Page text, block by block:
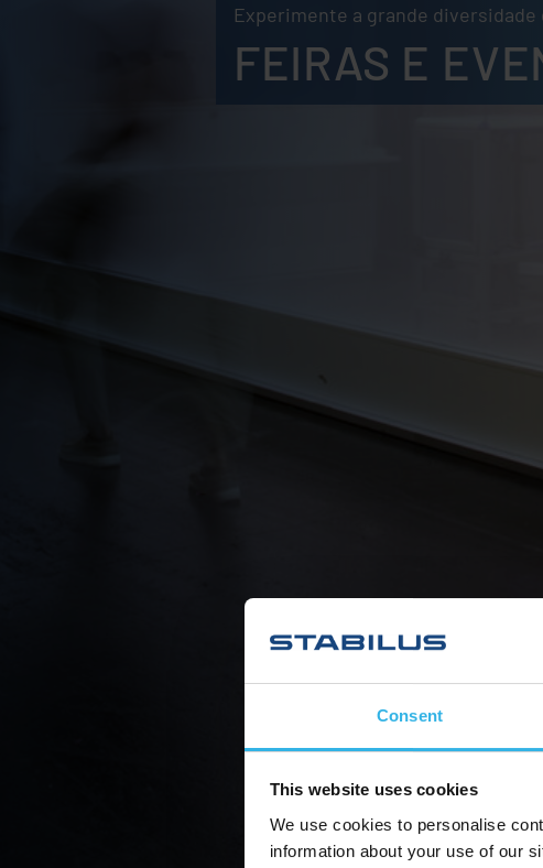
Consent
This website uses cookies
We use cookies to personalise
information about your use of our
Experimente a grande diversidade
FEIRAS E